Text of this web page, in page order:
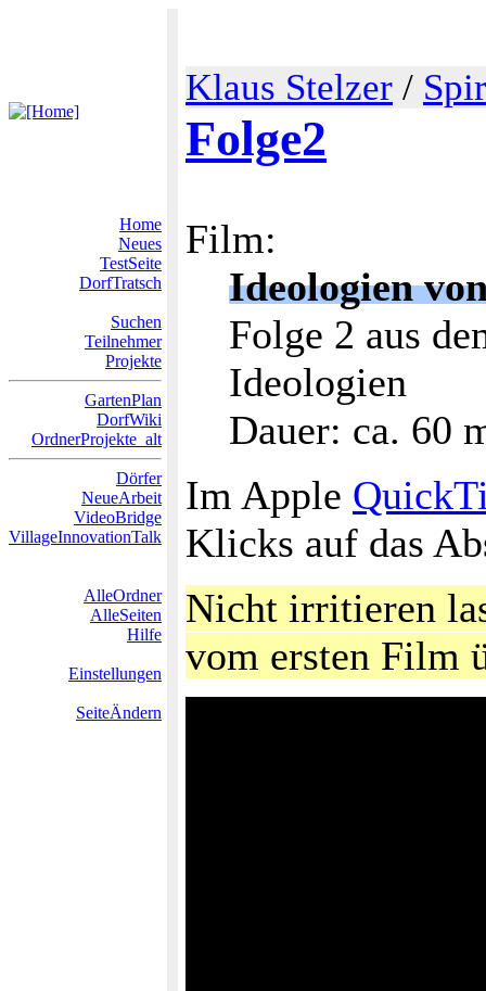
Klaus Stelzer /
Folge2
Home
Neues
TestSeite
DorfTratsch
Suchen
Teilnehmer
Projekte
GartenPlan
DorfWiki
OrdnerProjekte_alt
Dörfer
NeueArbeit
VideoBridge
VillageInnovationTalk
AlleOrdner
AlleSeiten
Hilfe
Einstellungen
SeiteÄndern
Film:
Ideologien
Folge 2 aus
Ideologien
Dauer: ca. 60
Im Apple
Klicks auf das
Nicht irritieren
vom ersten Film